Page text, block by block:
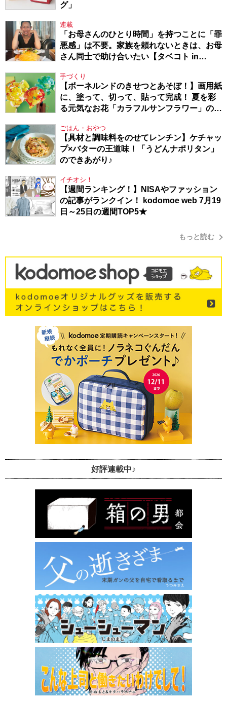
グ」
連載
「お母さんのひとり時間」を持つことに「罪
悪感」は不要。家族を頼れないときは、お母
さん同士で助け合いたい【タベコト in
手づくり
【ボーネルンドのきせつとあそぼ！】画用紙
に、塗って、切って、貼って完成！ 夏を彩
る元気なお花「カラフルサンフラワー」の作
ごはん・おやつ
【具材と調味料をのせてレンチン】ケチャッ
プ×バターの王道味！「うどんナポリタン」
のできあがり♪
イチオシ！
【週間ランキング！】NISAやファッション
の記事がランクイン！ kodomoe web 7月19
日～25日の週間TOP5★
もっと読む
好評連載中♪